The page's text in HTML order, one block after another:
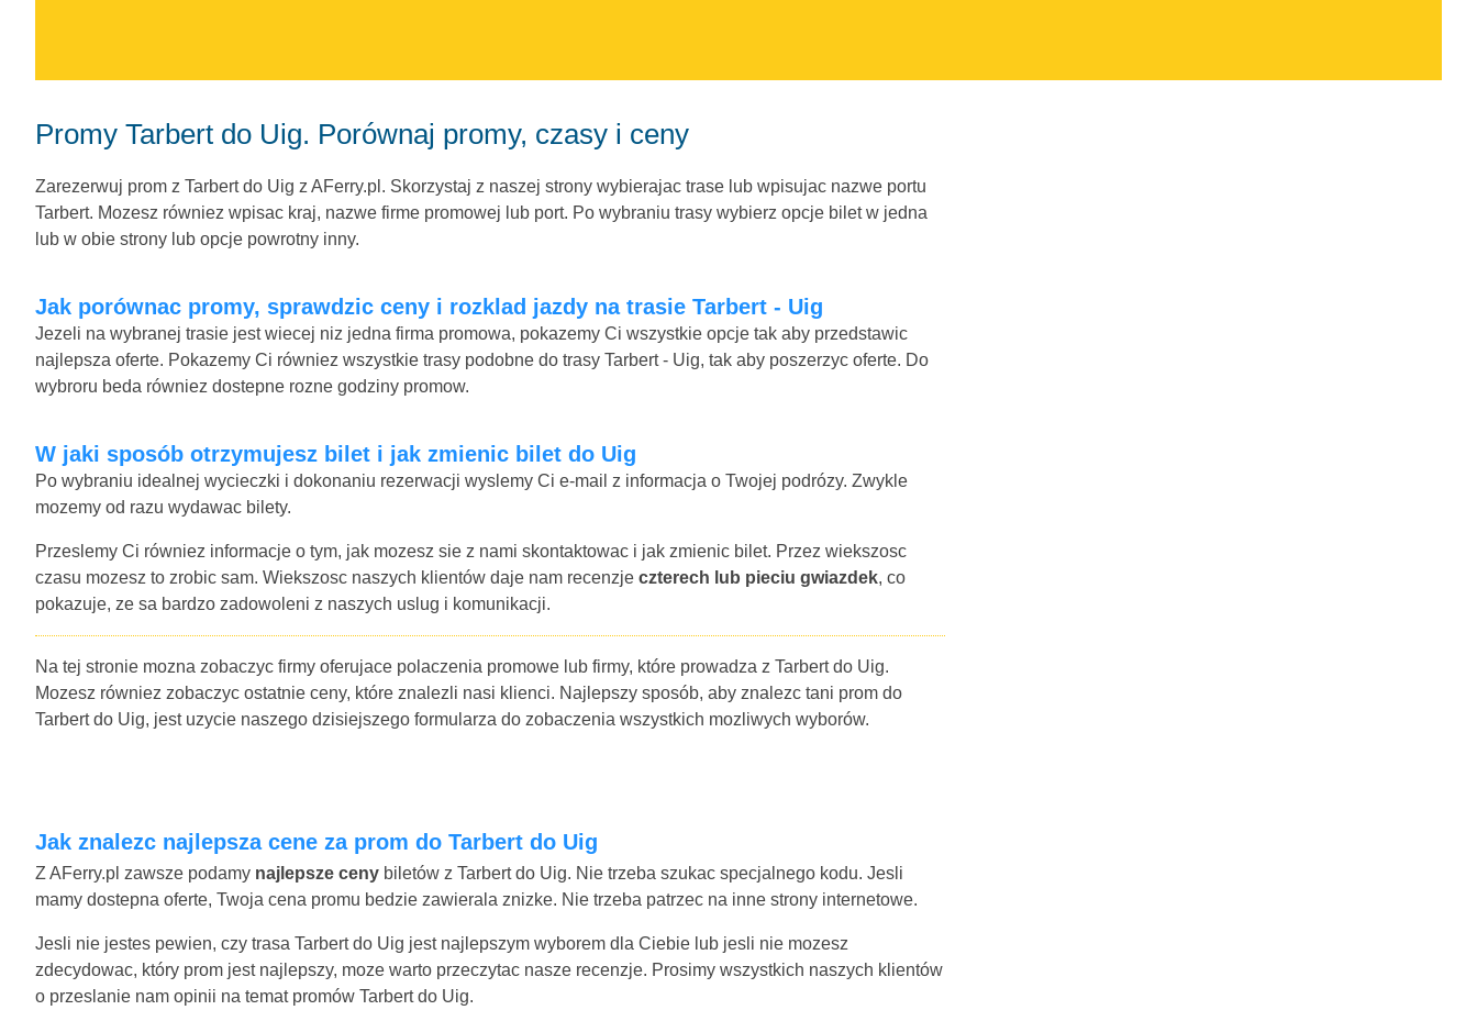
Promy Tarbert do Uig. Porównaj promy, czasy i ceny
Zarezerwuj prom z Tarbert do Uig z AFerry.pl. Skorzystaj z naszej strony wybierajac trase lub wpisujac nazwe portu
Tarbert. Mozesz równiez wpisac kraj, nazwe firme promowej lub port. Po wybraniu trasy wybierz opcje bilet w jedna
lub w obie strony lub opcje powrotny inny.
Jak porównac promy, sprawdzic ceny i rozklad jazdy na trasie Tarbert - Uig
Jezeli na wybranej trasie jest wiecej niz jedna firma promowa, pokazemy Ci wszystkie opcje tak aby przedstawic
najlepsza oferte. Pokazemy Ci równiez wszystkie trasy podobne do trasy Tarbert - Uig, tak aby poszerzyc oferte. Do
wybroru beda równiez dostepne rozne godziny promow.
W jaki sposób otrzymujesz bilet i jak zmienic bilet do Uig
Po wybraniu idealnej wycieczki i dokonaniu rezerwacji wyslemy Ci e-mail z informacja o Twojej podrózy. Zwykle
mozemy od razu wydawac bilety.
Przeslemy Ci równiez informacje o tym, jak mozesz sie z nami skontaktowac i jak zmienic bilet. Przez wiekszosc
czasu mozesz to zrobic sam. Wiekszosc naszych klientów daje nam recenzje czterech lub pieciu gwiazdek, co
pokazuje, ze sa bardzo zadowoleni z naszych uslug i komunikacji.
Na tej stronie mozna zobaczyc firmy oferujace polaczenia promowe lub firmy, które prowadza z Tarbert do Uig.
Mozesz równiez zobaczyc ostatnie ceny, które znalezli nasi klienci. Najlepszy sposób, aby znalezc tani prom do
Tarbert do Uig, jest uzycie naszego dzisiejszego formularza do zobaczenia wszystkich mozliwych wyborów.
Jak znalezc najlepsza cene za prom do Tarbert do Uig
Z AFerry.pl zawsze podamy najlepsze ceny biletów z Tarbert do Uig. Nie trzeba szukac specjalnego kodu. Jesli
mamy dostepna oferte, Twoja cena promu bedzie zawierala znizke. Nie trzeba patrzec na inne strony internetowe.
Jesli nie jestes pewien, czy trasa Tarbert do Uig jest najlepszym wyborem dla Ciebie lub jesli nie mozesz
zdecydowac, który prom jest najlepszy, moze warto przeczytac nasze recenzje. Prosimy wszystkich naszych klientów
o przeslanie nam opinii na temat promów Tarbert do Uig.